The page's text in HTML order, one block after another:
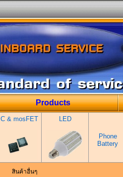
Products
IC & mosFET LED
Phone
Battery
สินค้าอื่นๆ